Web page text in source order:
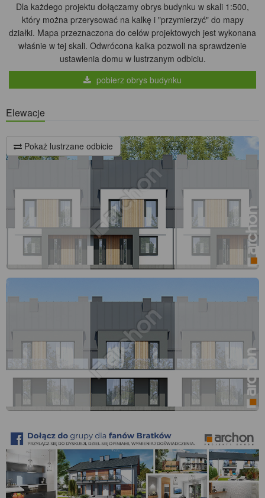
Dla każdego projektu dołączamy obrys budynku w skali 1:500,
który można przerysować na kalkę i "przymierzyć" do mapy
działki. Mapa przeznaczona do celów projektowych jest wykonana
właśnie w tej skali. Odwrócona kalka pozwoli na sprawdzenie
ustawienia domu w lustrzanym odbiciu.
pobierz obrys budynku
Elewacje
Pokaż lustrzane odbicie